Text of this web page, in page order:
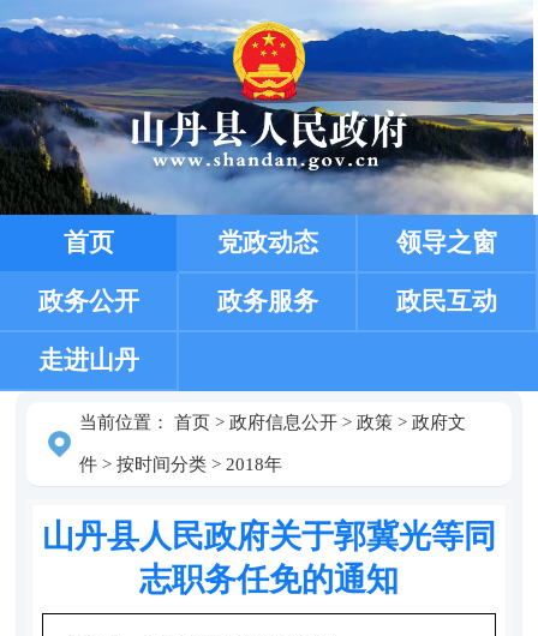
首页 党政动态 领导之窗
政务公开 政务服务 政民互动
走进山丹
当前位置： 首页> 政府信息公开> 政策> 政府文
件> 按时间分类> 2018年
山丹县人民政府关于郭冀光等同
志职务任免的通知